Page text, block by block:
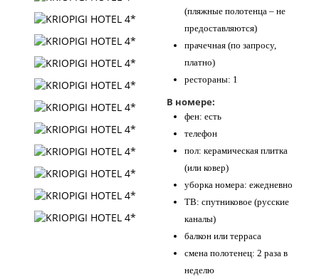
(пляжные полотенца – не
предоставляются)
прачечная (по запросу,
платно)
рестораны: 1
В номере:
фен: есть
телефон
пол: керамическая плитка
(или ковер)
уборка номера: ежедневно
ТВ: спутниковое (русские
каналы)
балкон или терраса
смена полотенец: 2 раза в
неделю